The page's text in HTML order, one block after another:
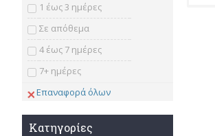
1 έως 3 ημέρες
Σε απόθεμα
4 έως 7 ημέρες
7+ ημέρες
Επαναφορά όλων
Κατηγορίες